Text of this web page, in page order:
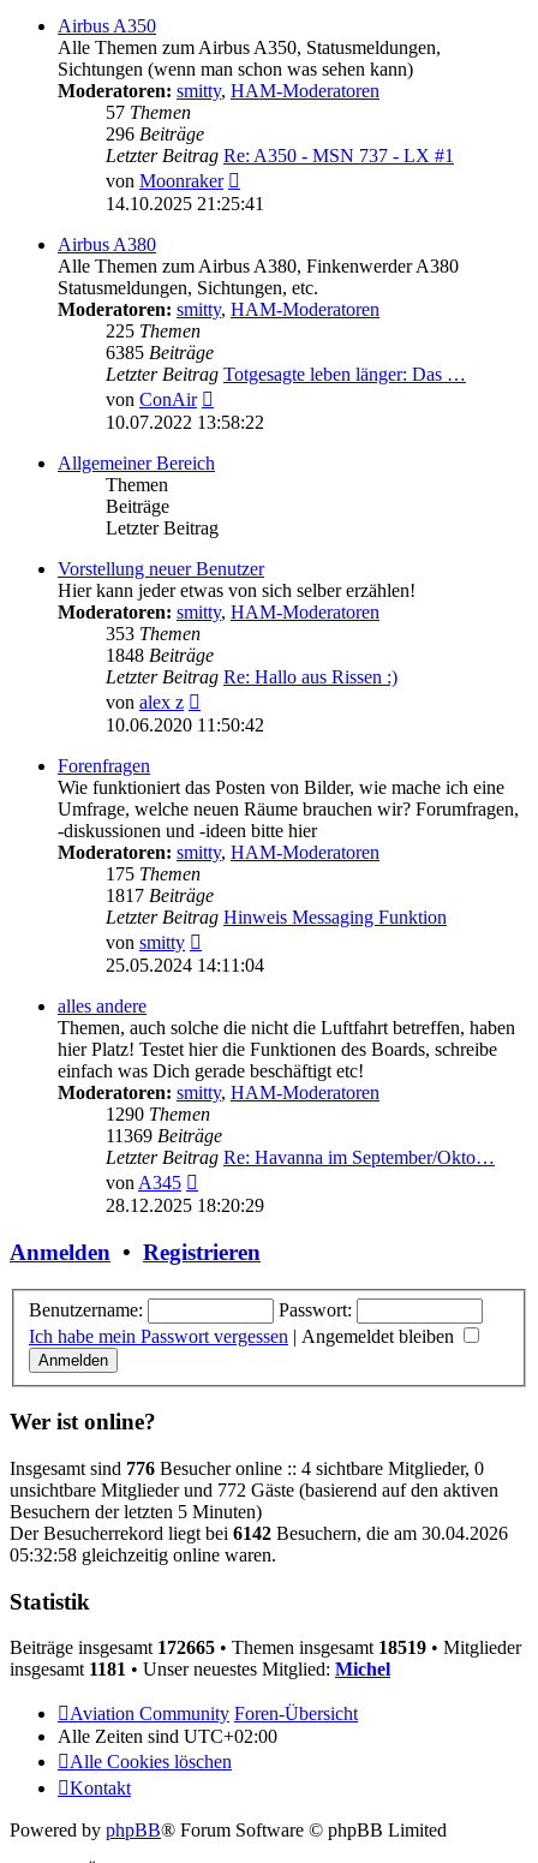
Airbus A350
Alle Themen zum Airbus A350, Statusmeldungen,
Sichtungen (wenn man schon was sehen kann)
Moderatoren: smitty, HAM-Moderatoren
57 Themen
296 Beiträge
Letzter Beitrag Re: A350 - MSN 737 - LX #1
von Moonraker
Beitrag
14.10.2025 21:25:41
Airbus A380
Alle Themen zum Airbus A380, Finkenwerder A380
Statusmeldungen, Sichtungen, etc.
Moderatoren: smitty, HAM-Moderatoren
225 Themen
6385 Beiträge
Letzter Beitrag Totgesagte leben länger: Das …
von ConAir
Beitrag
10.07.2022 13:58:22
Allgemeiner Bereich
Themen
Beiträge
Letzter Beitrag
Vorstellung neuer Benutzer
Hier kann jeder etwas von sich selber erzählen!
Moderatoren: smitty, HAM-Moderatoren
353 Themen
1848 Beiträge
Letzter Beitrag Re: Hallo aus Rissen :)
von alex z
Beitrag
10.06.2020 11:50:42
Forenfragen
Wie funktioniert das Posten von Bilder, wie mache ich eine
Umfrage, welche neuen Räume brauchen wir? Forumfragen,
-diskussionen und -ideen bitte hier
Moderatoren: smitty, HAM-Moderatoren
175 Themen
1817 Beiträge
Letzter Beitrag Hinweis Messaging Funktion
von smitty
Beitrag
25.05.2024 14:11:04
alles andere
Themen, auch solche die nicht die Luftfahrt betreffen, haben
hier Platz! Testet hier die Funktionen des Boards, schreibe
einfach was Dich gerade beschäftigt etc!
Moderatoren: smitty, HAM-Moderatoren
1290 Themen
11369 Beiträge
Letzter Beitrag Re: Havanna im September/Okto…
vonA345
Beitrag
28.12.2025 18:20:29
Anmelden • Registrieren
Benutzername:
Passwort:
Ich habe mein Passwort vergessen | Angemeldet bleiben
Wer ist online?
Insgesamt sind 776 Besucher online :: 4 sichtbare Mitglieder, 0
unsichtbare Mitglieder und 772 Gäste (basierend auf den aktiven
Besuchern der letzten 5 Minuten)
Der Besucherrekord liegt bei 6142 Besuchern, die am 30.04.2026
05:32:58 gleichzeitig online waren.
Statistik
Beiträge insgesamt 172665 • Themen insgesamt 18519 • Mitglieder
insgesamt 1181 • Unser neuestes Mitglied: Michel
Aviation Community Foren-Übersicht
Alle Zeiten sind UTC+02:00
Alle Cookies löschen
Kontakt
Powered by phpBB® Forum Software © phpBB Limited